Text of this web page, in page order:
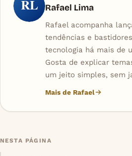
RL Rafael Lima
Rafael acompanha
tendências e
tecnologia há mais de
Gosta de explicar
um jeito simples, sem
Mais de Rafael
NESTA PÁGINA